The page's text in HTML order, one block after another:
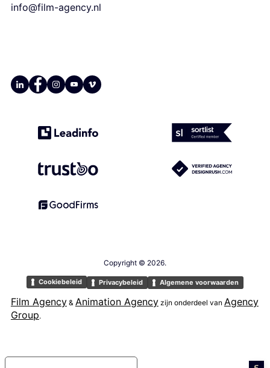
info@film-agency.nl
Copyright © 2026.
Cookiebeleid Privacybeleid Algemene voorwaarden
Film Agency& Animation Agencyzijn onderdeel van Agency
Group.